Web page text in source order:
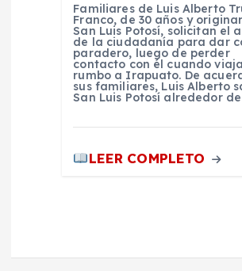
Familiares de Luis Alberto
Franco, de 30 años y
San Luis Potosí, solicitan el
de la ciudadanía para dar
paradero, luego de perder
contacto con él cuando
rumbo a Irapuato. De
sus familiares, Luis Alberto
San Luis Potosí alrededor
LEER COMPLETO